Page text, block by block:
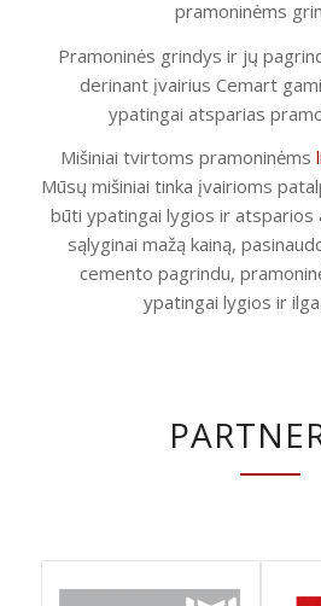
pramoninėms
Pramoninės grindys ir jų
derinant įvairius Cemart
ypatingai atsparias
Mišiniai tvirtoms pramoninėms
Mūsų mišiniai tinka įvairioms
būti ypatingai lygios ir atsparios
sąlyginai mažą kainą,
cemento pagrindu,
ypatingai lygios ir